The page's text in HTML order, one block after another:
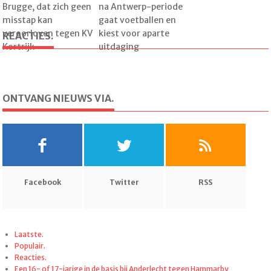
Brugge, dat zich geen
misstap kan
veroorloven tegen KV
Kortrijk
na Antwerp-periode
gaat voetballen en
kiest voor aparte
uitdaging
REACTIES.
ONTVANG NIEUWS VIA.
Facebook Twitter RSS
Laatste.
Populair.
Reacties.
Een 16- of 17-jarige in de basis bij Anderlecht tegen Hammarby